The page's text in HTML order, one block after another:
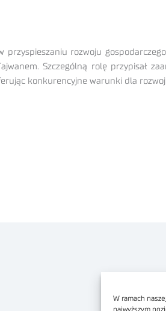
W ramach
najwyższym
rozwoju
Szczególną rolę przypisał
konkurencyjne warunki dla